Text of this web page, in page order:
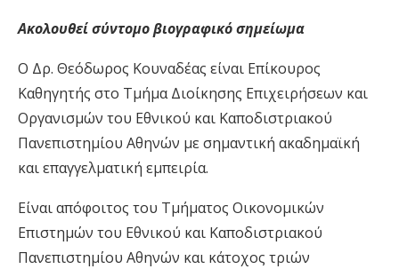
Ακολουθεί σύντομο βιογραφικό σημείωμα
Ο Δρ. Θεόδωρος Κουναδέας είναι Επίκουρος
Καθηγητής στο Τμήμα Διοίκησης Επιχειρήσεων και
Οργανισμών του Εθνικού και Καποδιστριακού
Πανεπιστημίου Αθηνών με σημαντική ακαδημαϊκή
και επαγγελματική εμπειρία.
Είναι απόφοιτος του Τμήματος Οικονομικών
Επιστημών του Εθνικού και Καποδιστριακού
Πανεπιστημίου Αθηνών και κάτοχος τριών